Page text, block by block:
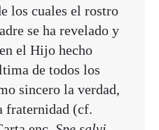
los cuales el rostro
se ha revelado y
el Hijo hecho
de todos los
sincero la verdad,
fraternidad (cf.